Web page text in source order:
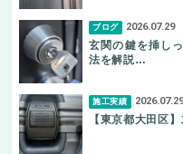
ブログ 2026.07.29
玄関の鍵を挿し
法を解説…
施工実績 2026.07.29
【東京都大田区